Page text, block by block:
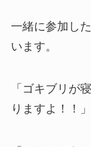
一緒に参加し
います。
「ゴキブリが
りますよ！！」